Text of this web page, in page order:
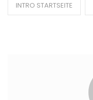
INTRO STARTSEITE